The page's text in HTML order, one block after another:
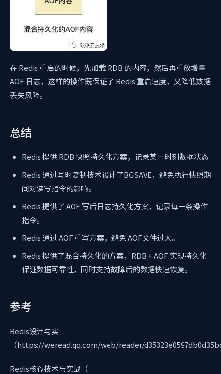
在 Redis 重启的时候，先加载 RDB 的内容，然后再重放增量
AOF 日志，这样的操作既保证了 Redis 重启速度，又降低数据
丢失风险。
总结
Redis 提供 RDB 快照持久化方案，记录某一时刻数据状态
Redis 通过写时复制技术设计了BGSAVE，避免执行快照期
间对读写指令的影响。
Redis 提供了 AOF 写后日志持久化方案，记录每一条操作
指令。
Redis 通过 AOF 重写方案，避免 AOF文件过大。
Redis 提供了混合持久化的方案，RDB + AOF 实现持久化
保证数据可靠性，同时支持故障后的数据快速恢复。
参考
Redis设计与实
（https://weread.qq.com/web/reader/
Redis核心技术与实战（